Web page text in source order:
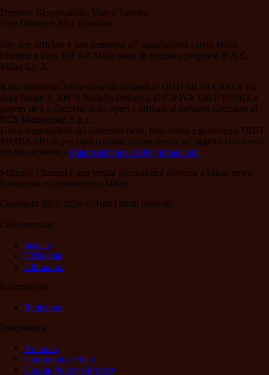
Direttore Responsabile: Marco Torretta
Vice Direttore: Max Bambara.
Sito non ufficiale e non connesso all' associazione calcio Milan.
Marchio e logo dell' AC Milan sono di esclusiva proprietà di A.C.
Milan S.p.A.
Il sito MilanistiChannel.com di titolarità di DDD MEDIA SRLS via
delle Risaie 3, 20079 Basiglio (Milano), C.F./P.IVA 10837110963, è
partner de La Gazzetta dello Sport e affiliato al network Gazzanet di
RCS Mediagroup S.p.a..
Unico responsabile dei contenuti (testi, foto, video e grafiche) è DDD
MEDIA SRLS; per ogni comunicazione avente ad oggetto i contenuti
del Sito scrivere a milanistichannel1899@gmail.com
Milanisti Channel è una testata giornalistica dedicata a Milan news,
formazioni e calciomercato Milan
Copyright 2021-2026 © Tutti i diritti riservati.
Calciomercato
Scenari
Ufficialità
Ultima ora
Informazioni
Redazione
Trasparenza
Archivio
Community Policy
Cookie Policy e Privacy